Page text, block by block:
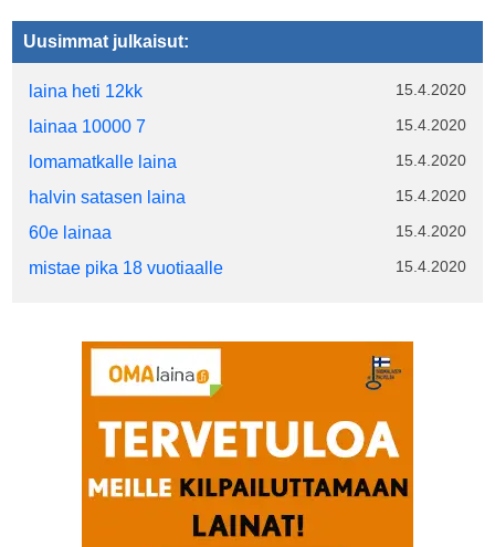
Uusimmat julkaisut:
laina heti 12kk 15.4.2020
lainaa 10000 7 15.4.2020
lomamatkalle laina 15.4.2020
halvin satasen laina 15.4.2020
60e lainaa 15.4.2020
mistae pika 18 vuotiaalle 15.4.2020